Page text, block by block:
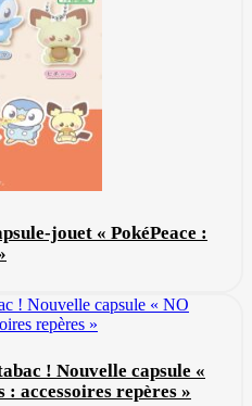
jouet « PokéPeace :
! Nouvelle capsule «
accessoires repères »